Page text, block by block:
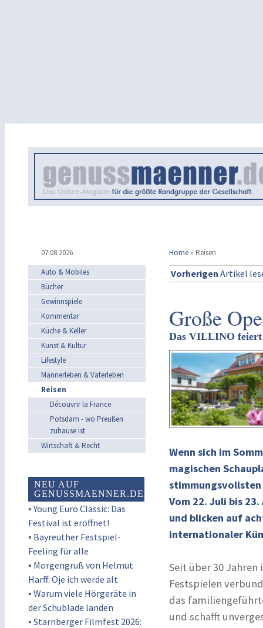
07.08.2026 Home » Reisen
Auto & Mobiles
Bücher
Gewinnspiele
Kommentar
Küche & Keller
Kunst & Kultur
Lifestyle
Männerleben & Vaterleben
Reisen
Découvrir la France
Potsdam - wo Preußen
zuhause ist
Wirtschaft & Recht
NEU AUF
GENUSSMAENNER.DE
▪Young Euro Classic: Das
Festival ist eröffnet!
▪ Bayreuther Festspiel-
Feeling für alle
▪ Morgengruß von Helmut
Harff: Oje ich werde alt
▪ Warum viele Hörgeräte in
der Schublade landen
▪ Starnberger Filmfest 2026:
Vorherigen Artikel
Große
Das VILLINO feiert
Wenn sich im
magischen
stimmungsvollsten
Vom 22. Juli bis
und blicken auf
internationaler
Seit über 30
Festspielen
das
und schafft